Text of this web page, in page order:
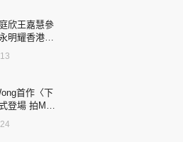
欣王嘉慧參
明耀香港》
挑戰 120萬
地球30圈！
首作〈下
登場 拍MV
暑 17歲殺
一個人